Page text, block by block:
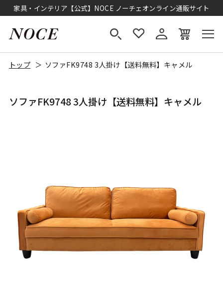
家具・インテリア【公式】NOCE ノーチェオンライン通販サイト
トップ ソファFK9748 3人掛け【送料無料】キャメル
ソファFK9748 3人掛け【送料無料】キャメル